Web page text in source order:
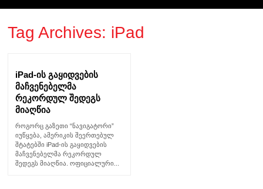
Tag Archives: iPad
iPad-ის გაყიდვების
მაჩვენებელმა
რეკორდულ შედეგს
მიაღწია
როგორც გაზეთი “ნავიგატორი”
იუწყება, ამერიკის შეერთებულ
შტატებში iPad-ის გაყიდვების
მაჩვენებელმა რეკორდულ
შედეგს მიაღწია. ოფიციალური...